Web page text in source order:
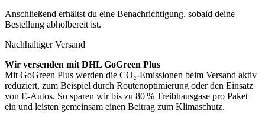
Anschließend erhältst du eine Benachrichtigung, sobald deine
Bestellung abholbereit ist.
Nachhaltiger Versand
Wir versenden mit DHL GoGreen Plus
Mit GoGreen Plus werden die CO₂-Emissionen beim Versand aktiv
reduziert, zum Beispiel durch Routenoptimierung oder den Einsatz
von E-Autos. So sparen wir bis zu 80 % Treibhausgase pro Paket
ein und leisten gemeinsam einen Beitrag zum Klimaschutz.